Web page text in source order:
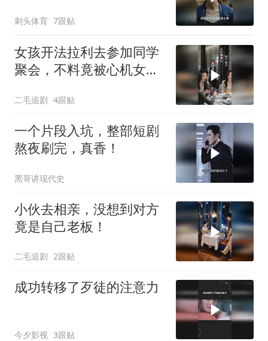
刺头体育 7跟贴
女孩开法拉利去参加同学
聚会，不料竟被心机女冒
二毛追剧 4跟贴
一个片段入坑，整部短剧
熬夜刷完，真香！
黑哥讲现代史
小伙去相亲，没想到对方
竟是自己老板！
二毛追剧 2跟贴
成功转移了歹徒的注意力
今夕影视 3跟贴